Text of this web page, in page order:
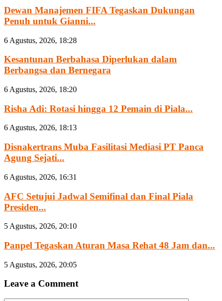
Dewan Manajemen FIFA Tegaskan Dukungan
Penuh untuk Gianni...
6 Agustus, 2026, 18:28
Kesantunan Berbahasa Diperlukan dalam
Berbangsa dan Bernegara
6 Agustus, 2026, 18:20
Risha Adi: Rotasi hingga 12 Pemain di Piala...
6 Agustus, 2026, 18:13
Disnakertrans Muba Fasilitasi Mediasi PT Panca
Agung Sejati...
6 Agustus, 2026, 16:31
AFC Setujui Jadwal Semifinal dan Final Piala
Presiden...
5 Agustus, 2026, 20:10
Panpel Tegaskan Aturan Masa Rehat 48 Jam dan...
5 Agustus, 2026, 20:05
Leave a Comment